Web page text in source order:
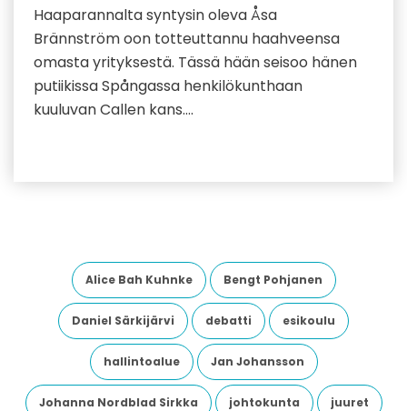
Haaparannalta syntysin oleva Åsa
Brännström oon totteuttannu haahveensa
omasta yrityksestä. Tässä hään seisoo hänen
putiikissa Spångassa henkilökunthaan
kuuluvan Callen kans….
Alice Bah Kuhnke Bengt Pohjanen
Daniel Särkijärvi debatti esikoulu
hallintoalue Jan Johansson
Johanna Nordblad Sirkka johtokunta juuret